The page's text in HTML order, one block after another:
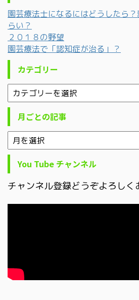
園芸療法士になるにはどうしたら
らい？
２０１８の野望
園芸療法で「認知症が治る」？
カテゴリー
月ごとの記事
You Tube チャンネル
チャンネル登録どうぞよろしく